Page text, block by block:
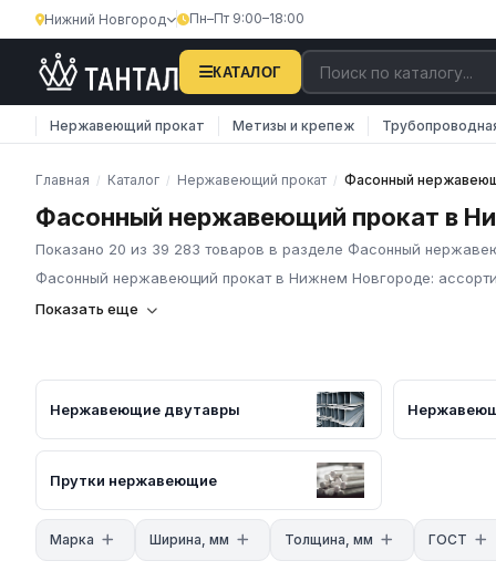
Нижний Новгород Пн–Пт 9:00–18:00
КАТАЛОГ
Нержавеющий прокат Метизы и крепеж
Главная / Каталог / Нержавеющий прокат / Фасонный
Фасонный нержавеющий прокат в
Показано 20 из 39 283 товаров в разделе Фасонный
Фасонный нержавеющий прокат в Нижнем Новгороде:
Фасонный нержавеющий прокат в России: ассортимент и
гигиеничных сред. Основные марки — **12Х18Н10Т**,
**10Х17Н13М2Т** (**AISI 316Ti**). Профили чаще гнутые и
5632-2014**, прутки — **ГОСТ 5949-2018**.
ГК «Тантал» поставляет полный сортамент фасонного
неравнополочные), двутавры, швеллеры и тавры. Более
сертификат на партию, доставка по РФ.
Виды и марки
- Пруток (круг): Стандарт сечения ГОСТ 2590-2006, 5949-
Показать еще
Нержавеющие двутавры
Прутки нержавеющие
Марка Ширина, мм Толщина, мм ГОСТ